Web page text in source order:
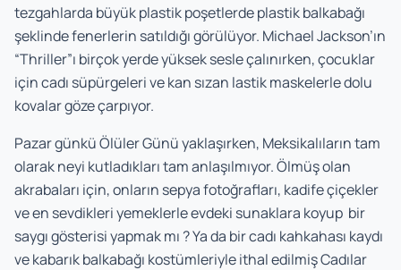
tezgahlarda büyük plastik poşetlerde plastik balkabağı
şeklinde fenerlerin satıldığı görülüyor. Michael Jackson’ın
“Thriller”ı birçok yerde yüksek sesle çalınırken, çocuklar
için cadı süpürgeleri ve kan sızan lastik maskelerle dolu
kovalar göze çarpıyor.
Pazar günkü Ölüler Günü yaklaşırken, Meksikalıların tam
olarak neyi kutladıkları tam anlaşılmıyor. Ölmüş olan
akrabaları için, onların sepya fotoğrafları, kadife çiçekler
ve en sevdikleri yemeklerle evdeki sunaklara koyup bir
saygı gösterisi yapmak mı ? Ya da bir cadı kahkahası kaydı
ve kabarık balkabağı kostümleriyle ithal edilmiş Cadılar